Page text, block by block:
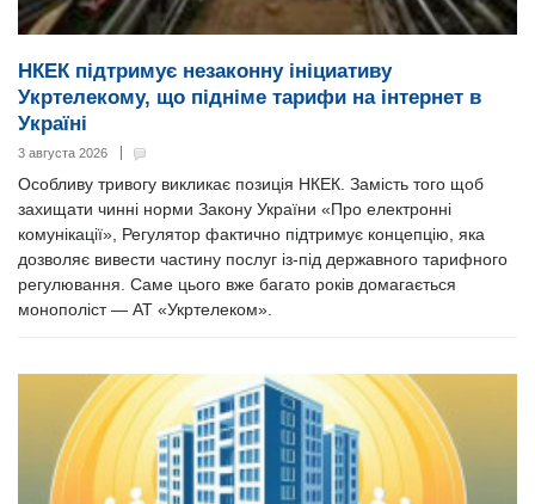
НКЕК підтримує незаконну ініциативу
Укртелекому, що підніме тарифи на інтернет в
Україні
3 августа 2026
Особливу тривогу викликає позиція НКЕК. Замість того щоб
захищати чинні норми Закону України «Про електронні
комунікації», Регулятор фактично підтримує концепцію, яка
дозволяє вивести частину послуг із-під державного тарифного
регулювання. Саме цього вже багато років домагається
монополіст — АТ «Укртелеком».